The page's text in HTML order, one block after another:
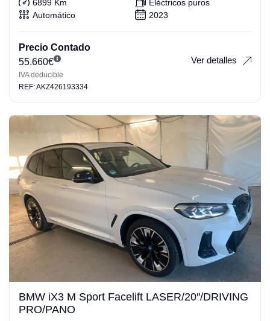
6899 Km
Eléctricos puros
Automático
2023
Precio Contado
55.660€
IVA deducible
Ver detalles
REF: AKZ426193334
BMW iX3 M Sport Facelift LASER/20″/DRIVING
PRO/PANO